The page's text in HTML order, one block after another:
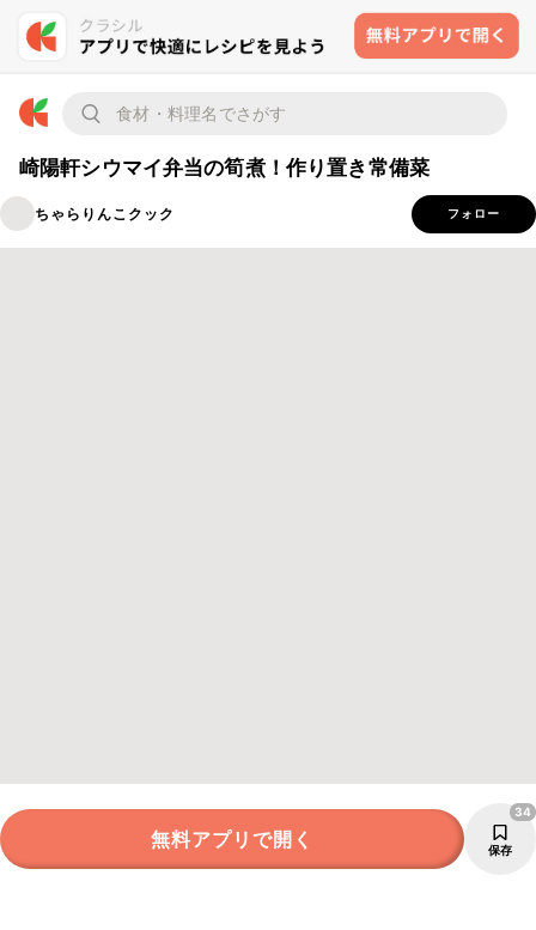
崎陽軒シウマイ弁当の筍煮！作り置き常備菜
ちゃらりんこクック フォロー
無料アプリで開く 保存
34